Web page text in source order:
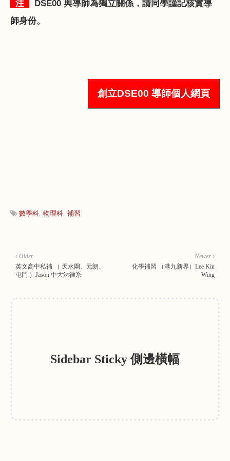
注 DSE00 與導師為獨立關係，請同學謹記核實導
師身份。
創立DSE00 導師個人網頁
數學科 物理科 補習
Newer
化學補習 （港九新界）Lee Kin
Wing
Older
英文高中私補 （ 天水圍、元朗、
屯門 ）Jason 中大法律系
Sidebar Sticky 側邊橫幅